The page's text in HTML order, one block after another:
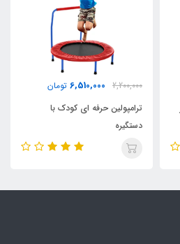
2,200,000
6,510,000 تومان
ترامپولین حرفه ای کودک با
دستگیره